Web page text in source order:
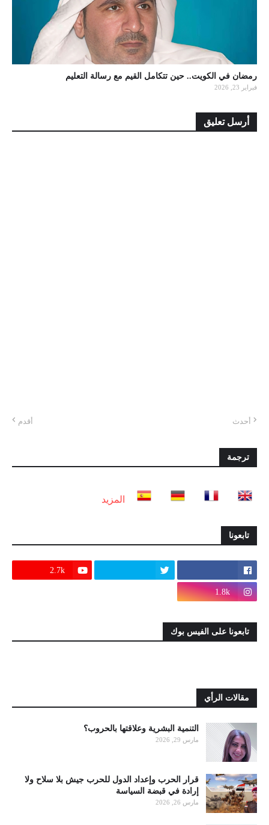
رمضان في الكويت.. حين تتكامل القيم مع رسالة التعليم
فبراير 23, 2026
أرسل تعليق
أحدث أقدم
ترجمة
المزيد
تابعونا
2.7k
1.8k
تابعونا على الفيس بوك
مقالات الرأي
التنمية البشرية وعلاقتها بالحروب؟
مارس 29, 2026
قرار الحرب وإعداد الدول للحرب جيش بلا سلاح ولا
إرادة في قبضة السياسة
مارس 26, 2026